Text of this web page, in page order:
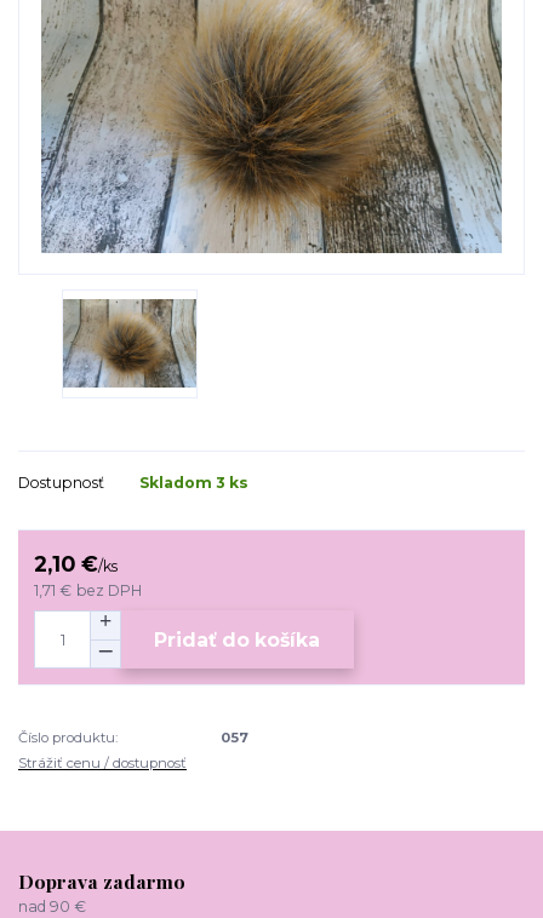
Dostupnosť Skladom 3 ks
2,10 €/ks
1,71 € bez DPH
Pridať do košíka
Číslo produktu:
057
Strážiť cenu / dostupnosť
Doprava zadarmo
nad 90 €